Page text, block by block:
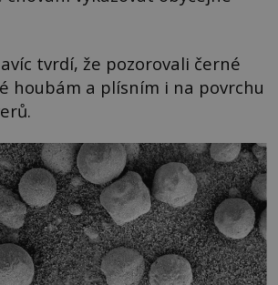
tvrdí, že pozorovali černé
houbám a plísním i na povrchu